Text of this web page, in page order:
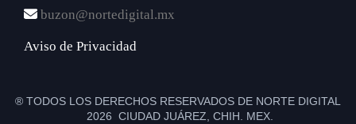
buzon@nortedigital.mx
Aviso de Privacidad
® TODOS LOS DERECHOS RESERVADOS DE NORTE DIGITAL
2026 CIUDAD JUÁREZ, CHIH. MEX.